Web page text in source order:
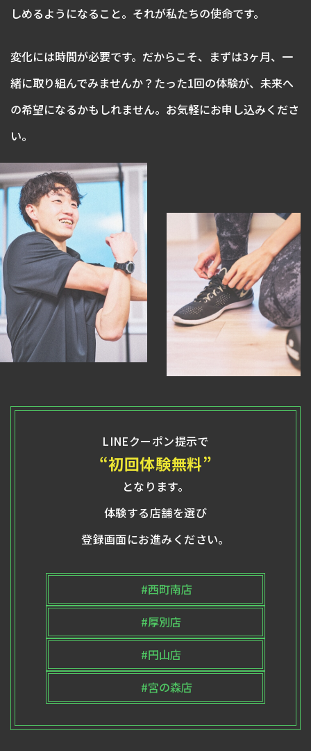
しめるようになること。それが私たちの使命です。
変化には時間が必要です。だからこそ、まずは3ヶ月、一
緒に取り組んでみませんか？たった1回の体験が、未来へ
の希望になるかもしれません。お気軽にお申し込みくださ
い。
LINEクーポン提示で
“初回体験無料”
となります。
体験する店舗を選び
登録画面にお進みください。
#西町南店
#厚別店
#円山店
#宮の森店